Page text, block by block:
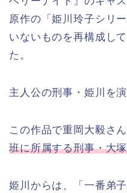
原作の「姫川玲子シリ
いないものを再構成し
た。
主人公の刑事・姫川を
この作品で重岡大毅さん
班に所属する刑事・大
姫川からは、「一番弟